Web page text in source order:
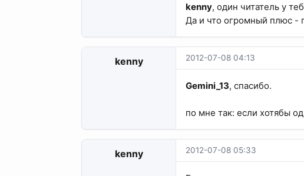
kenny, один читатель у
Да и что огромный плюс -
kenny 2012-07-08 04:13
Gemini_13, спасибо.
по мне так: если хотябы
kenny 2012-07-08 05:33